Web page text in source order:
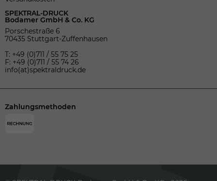
SPEKTRAL-DRUCK
Bodamer GmbH & Co. KG
Porschestraße 6
70435 Stuttgart-Zuffenhausen
T: +49 (0)711 / 55 75 25
F: +49 (0)711 / 55 74 26
info(at)spektraldruck.de
Zahlungsmethoden